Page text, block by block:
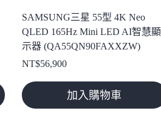
SAMSUNG三星 55型 4K Neo
QLED 165Hz Mini LED AI智慧顯
示器 (QA55QN90FAXXZW)
NT$56,900
加入購物車